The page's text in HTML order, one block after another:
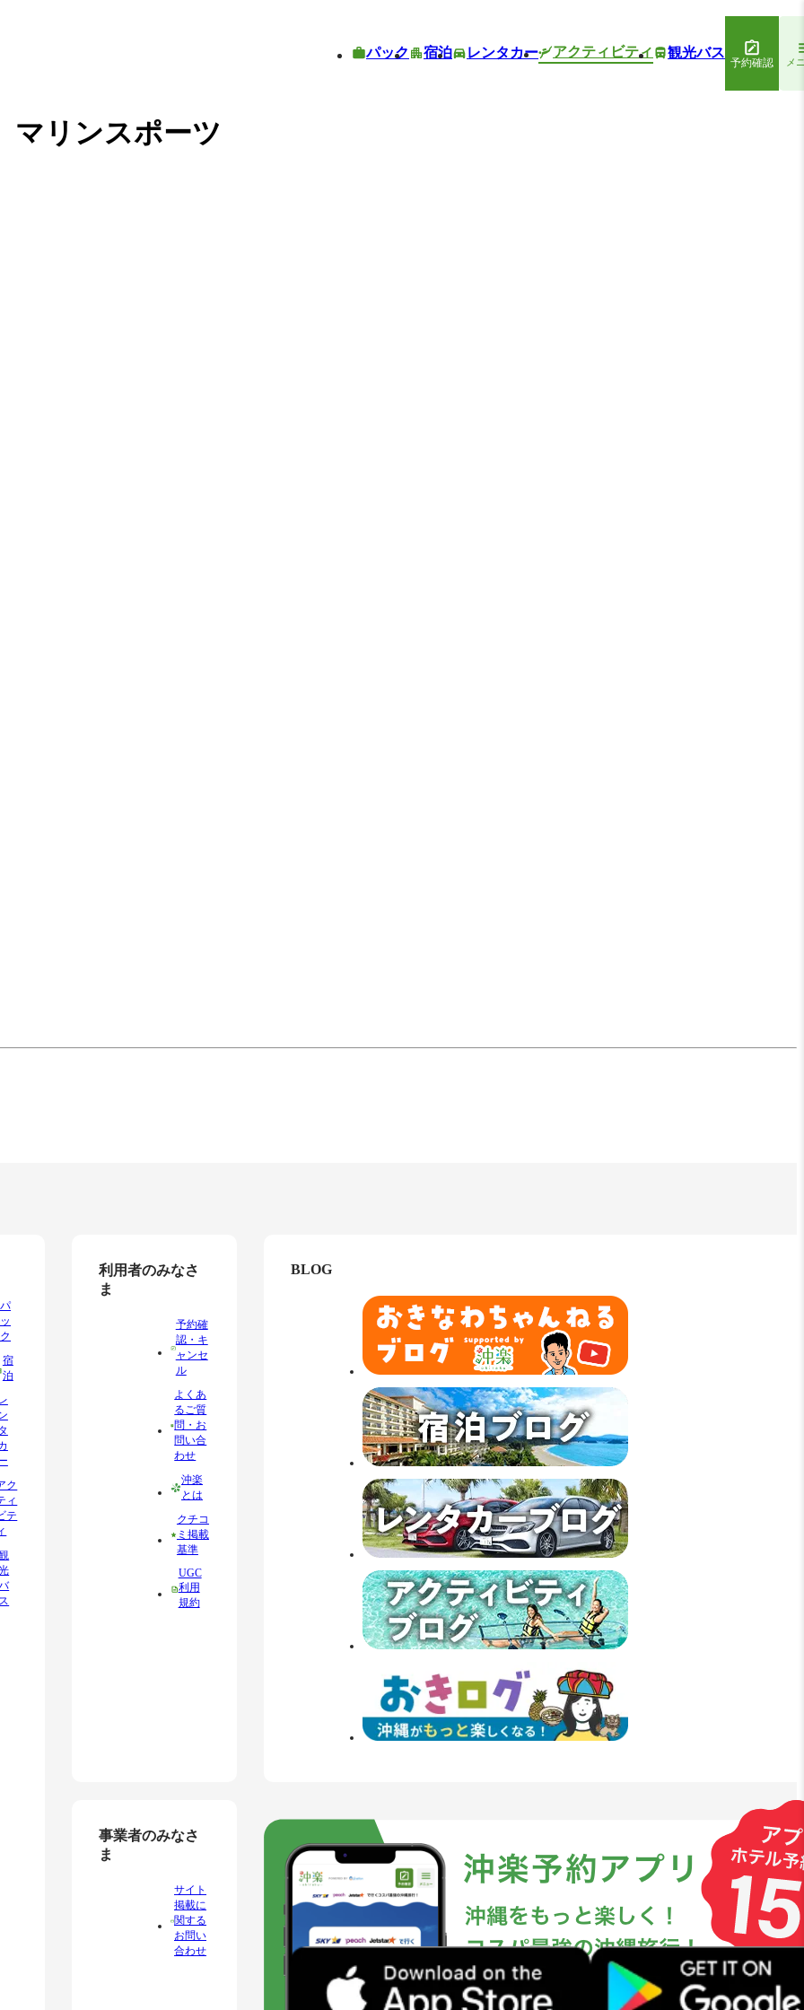
パック 宿泊 レンタカー アクティビティ 観光バス
予約確認 メ
マリンスポーツ
パ
ッ
ク
宿
泊
ク
ィ
テ
利用者のみなさ
ま
予約確
認・キ
ャンセ
ル
よくあ
るご質
問・お
問い合
わせ
沖楽
とは
クチコ
ミ掲載
基準
UGC
利用
規約
事業者のみなさ
ま
サイト
掲載に
関する
お問い
合わせ
BLOG